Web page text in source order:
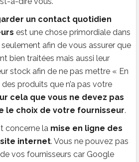
un contact quotidien
est une chose primordiale dans
afin de vous assurer que
bien traitées mais aussi leur
stock afin de ne pas mettre « En
produits que n’a pas votre
cela que vous ne devez pas
le choix de votre fournisseur.
concerne la mise en ligne des
internet. Vous ne pouvez pas
vos fournisseurs car Google